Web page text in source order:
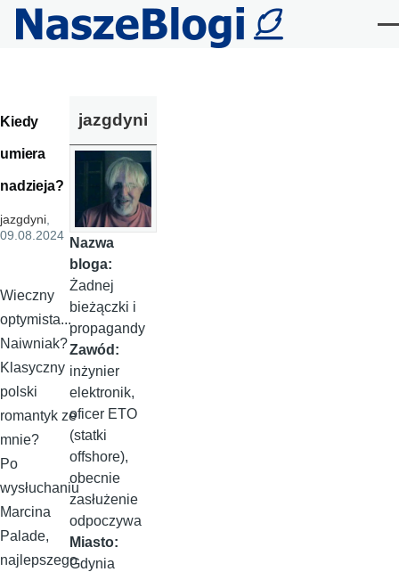
Przejdź do treści
Kiedy
umiera
nadzieja?
jazgdyni,
09.08.2024
Wieczny
optymista...
Naiwniak?
Klasyczny
polski
romantyk ze
mnie?
Po
wysłuchaniu
Marcina
Palade,
najlepszego
jazgdyni
Nazwa
bloga:
Żadnej
bieżączki i
propagandy
Zawód:
inżynier
elektronik,
oficer ETO
(statki
offshore),
obecnie
zasłużenie
odpoczywa
Miasto:
Gdynia